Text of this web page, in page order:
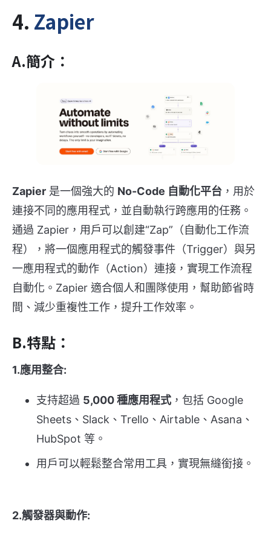
4. Zapier
A.簡介：
Zapier 是一個強大的 No-Code 自動化平台 ，用於
連接不同的應用程式，並自動執行跨應用的任務。
通過 Zapier，用戶可以創建“Zap”（自動化工作流
程），將一個應用程式的觸發事件（Trigger）與另
一應用程式的動作（Action）連接，實現工作流程
自動化。Zapier 適合個人和團隊使用，幫助節省時
間、減少重複性工作，提升工作效率。
B.特點：
1.應用整合:
支持超過 5,000 種應用程式 ，包括 Google
Sheets、Slack、Trello、Airtable、Asana、
HubSpot 等。
用戶可以輕鬆整合常用工具，實現無縫銜接。
2.觸發器與動作: